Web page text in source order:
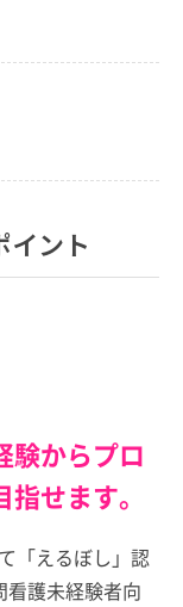
イント
験からプロ
せます。
「えるぼし」認
護未経験者向